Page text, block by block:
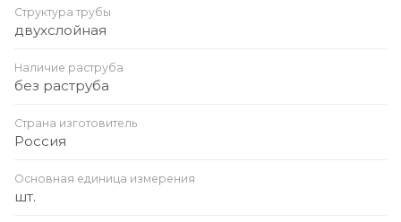
Структура трубы
двухслойная
Наличие раструба
без раструба
Страна изготовитель
Россия
Основная единица измерения
шт.